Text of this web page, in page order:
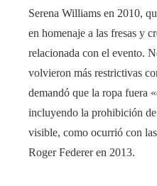
Serena Williams en 2010,
en homenaje a las fresas y
relacionada con el evento.
volvieron más restrictivas
demandó que la ropa fuera
incluyendo la prohibición
visible, como ocurrió con
Roger Federer en 2013.